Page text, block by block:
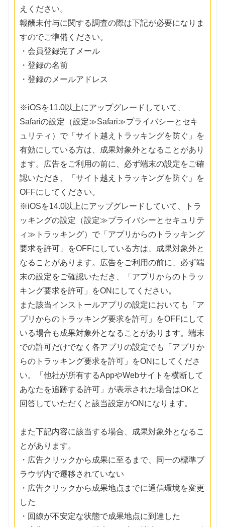
えください。
報酬未付与に関する調査の際は下記が必要になりま
すのでご準備ください。
・会員登録完了メール
・登録の名前
・登録のメールアドレス
※iOSを11.0以上にアップグレードしていて、
Safariの設定（設定≫Safari≫プライバシーとセキ
ュリティ）で「サイト越えトラッキングを防ぐ」を
有効にしている方は、成果対象外となることがあり
ます。広告をご利用の前に、必ず端末の設定をご確
認いただき、「サイト越えトラッキングを防ぐ」を
OFFにしてください。
※iOSを14.0以上にアップグレードしていて、トラ
ッキングの設定（設定≫プライバシーとセキュリテ
ィ≫トラッキング）で「アプリからのトラッキング
要求を許可」をOFFにしている方は、成果対象外と
なることがあります。広告をご利用の前に、必ず端
末の設定をご確認いただき、「アプリからのトラッ
キング要求を許可」をONにしてください。
また該当インストールアプリの設定においても「ア
プリからのトラッキング要求を許可」をOFFにして
いる場合も成果対象外となることがあります。端末
での許可だけでなく各アプリの設定でも「アプリか
らのトラッキング要求を許可」をONにしてくださ
い。「他社が所有するAppやWebサイトを横断して
あなたを追跡する許可」が表示された場合はOKと
回答していただくと該当設定がONになります。
また下記内容に該当する場合、成果対象外となるこ
とがあります。
・広告クリックから成果に至るまで、同一の標準ブ
ラウザ内で遷移されていない
・広告クリックから成果地点までに通信環境を変更
した
・回線が不安定な状態で成果地点に到達した